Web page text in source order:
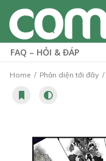
FAQ – HỎI & ĐÁP
Home Phản diện tới đây